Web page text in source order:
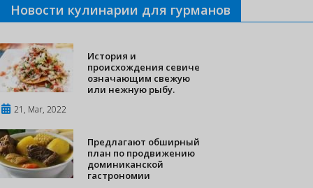
Новости кулинарии для гурманов
История и
происхождения севиче
означающим свежую
или нежную рыбу.
21, Mar, 2022
Предлагают обширный
план по продвижению
доминиканской
гастрономии